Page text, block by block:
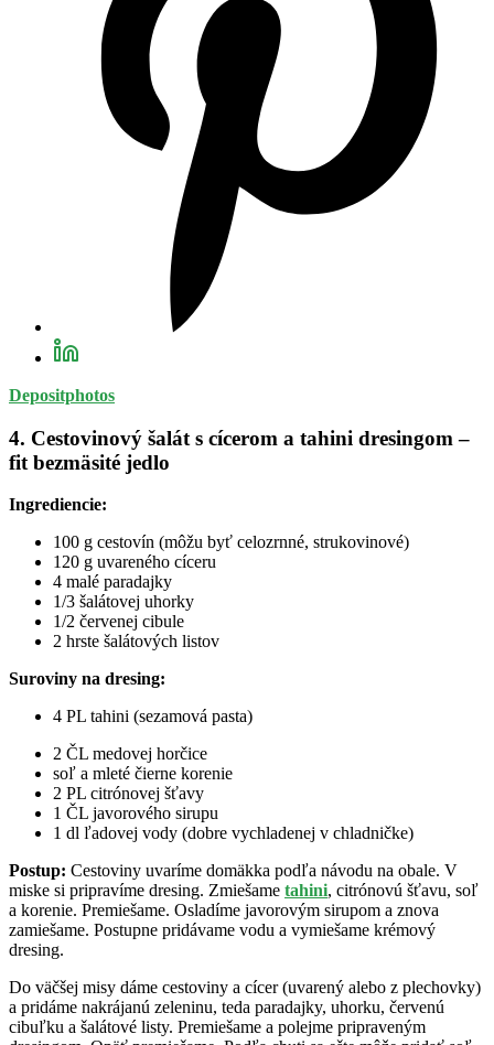
Depositphotos
4. Cestovinový šalát s cícerom a tahini dresingom –
fit bezmäsité jedlo
Ingrediencie:
100 g cestovín (môžu byť celozrnné, strukovinové)
120 g uvareného cíceru
4 malé paradajky
1/3 šalátovej uhorky
1/2 červenej cibule
2 hrste šalátových listov
Suroviny na dresing:
4 PL tahini (sezamová pasta)
2 ČL medovej horčice
soľ a mleté čierne korenie
2 PL citrónovej šťavy
1 ČL javorového sirupu
1 dl ľadovej vody (dobre vychladenej v chladničke)
Postup: Cestoviny uvaríme domäkka podľa návodu na obale. V
miske si pripravíme dresing. Zmiešame tahini, citrónovú šťavu, soľ
a korenie. Premiešame. Osladíme javorovým sirupom a znova
zamiešame. Postupne pridávame vodu a vymiešame krémový
dresing.
Do väčšej misy dáme cestoviny a cícer (uvarený alebo z plechovky)
a pridáme nakrájanú zeleninu, teda paradajky, uhorku, červenú
cibuľku a šalátové listy. Premiešame a polejme pripraveným